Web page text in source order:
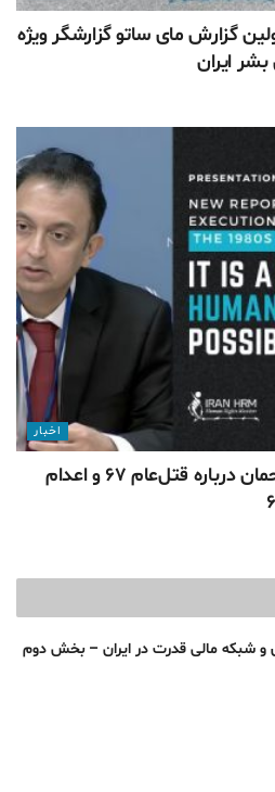
گزارش مای ساتو گزارشگر ویژه
ایران
اخبار
ارائه گزارش جدید جاوید رحمان درباره قتل‌عام ۶۷ و اعدام
و شبکه مالی قدرت در ایران – بخش دوم